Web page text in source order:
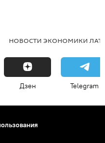
НОВОСТИ ЭКОНОМИКИ
Дзен Telegram